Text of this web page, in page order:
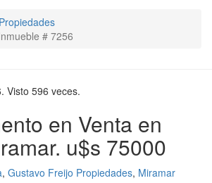
# 7256
Visto 596 veces.
en Venta en
u$s 75000
, Gustavo Freijo Propiedades, Miramar